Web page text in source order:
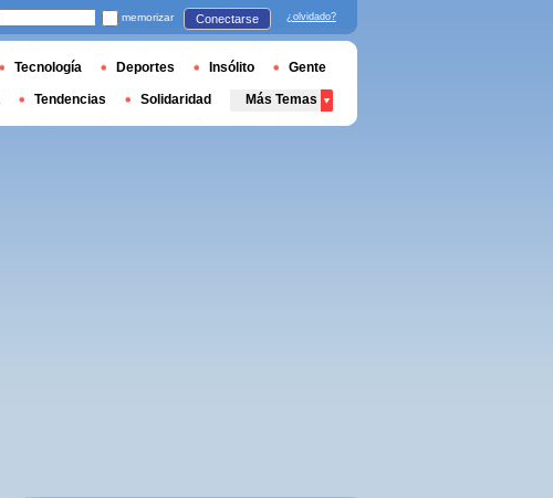
memorizar Conectarse ¿olvidado?
Tecnología Deportes Insólito Gente
Tendencias Solidaridad Más Temas